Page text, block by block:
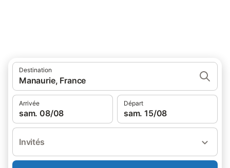
Destination
Manaurie, France
Arrivée
sam. 08/08
Départ
sam. 15/08
Invités